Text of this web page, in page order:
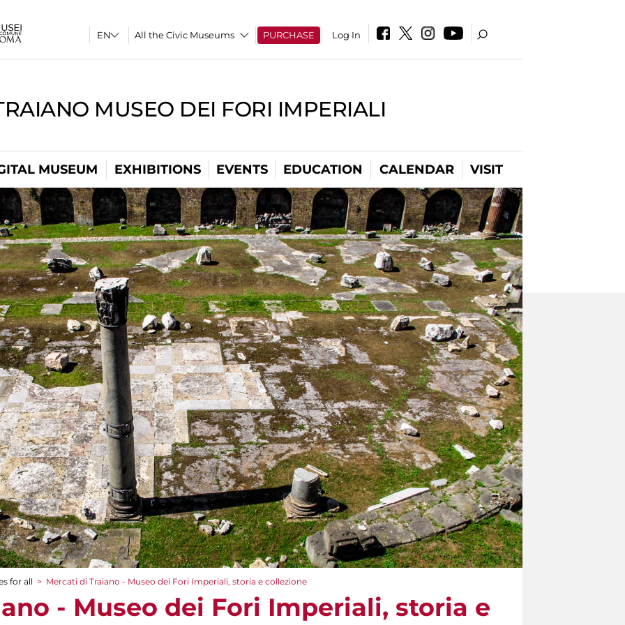
All the Civic Museums PURCHASE Log In
MUSEO DEI FORI IMPERIALI
MUSEUM EXHIBITIONS EVENTS EDUCATION CALENDAR VISIT
for all > Mercati di Traiano - Museo dei Fori Imperiali, storia e collezione
- Museo dei Fori Imperiali, storia e